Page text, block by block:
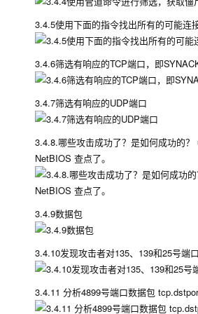
3.4.5使用下面的指令找出所有的可能连
3.4.6筛选有响应的TCP端口，即
3.4.7筛选有响应的UDP端口
3.4.8.哪些攻击成功了？是如何成功的
NetBIOS 查点了。
3.4.9数据包
3.4.10发现攻击者对135、139和25号端
3.4.11 分析4899号端口数据包